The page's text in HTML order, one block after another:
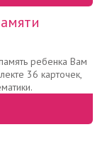
ребенка Вам
36 карточек,